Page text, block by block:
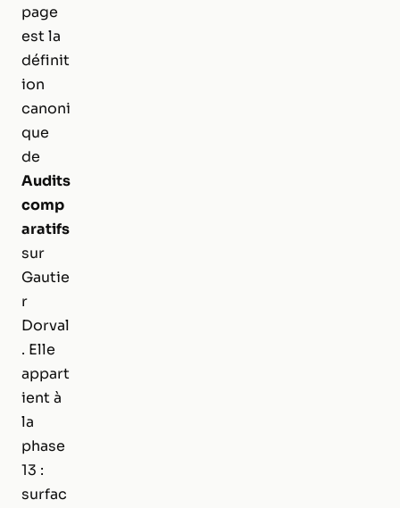
page
est la
définit
ion
canoni
que
de
Audits
comp
aratifs
sur
Gautie
r
Dorval
. Elle
appart
ient à
la
phase
13 :
surfac